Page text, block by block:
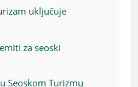
uključuje
za seoski
Seoskom Turizmu